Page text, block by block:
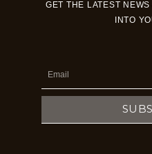
GET THE LATEST
INTO
Email